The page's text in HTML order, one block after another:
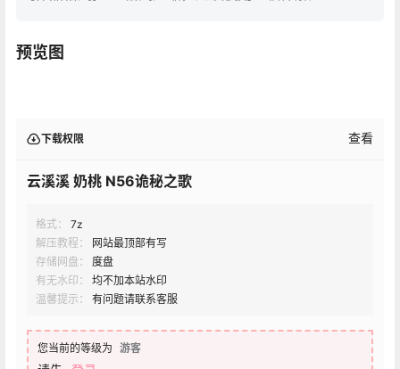
预览图
下载权限 查看
云溪溪 奶桃 N56诡秘之歌
格式：
7z
解压教程：
网站最顶部有写
存储网盘：
度盘
有无水印：
均不加本站水印
温馨提示：
有问题请联系客服
您当前的等级为 游客